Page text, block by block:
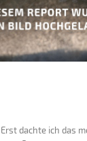
dachte ich das